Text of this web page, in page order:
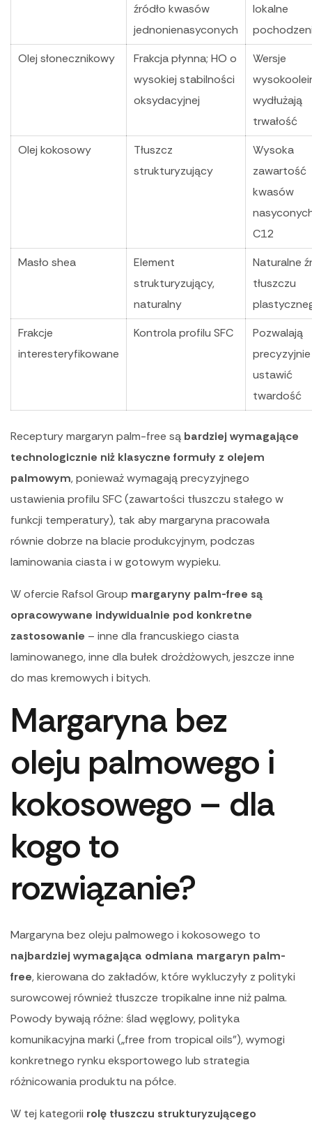
źródło kwasów
jednonienasyconych
lokalne
Olej słonecznikowy
Frakcja płynna; HO o
wysokiej stabilności
oksydacyjnej
Wersje
wydłużają
trwałość
Olej kokosowy
Tłuszcz
strukturyzujący
Wysoka
zawartość
kwasów
C12
Masło shea
Element
strukturyzujący,
naturalny
Naturalne
tłuszczu
Frakcje
interesteryfikowane
Kontrola profilu SFC
Pozwalają
precyzyjnie
ustawić
twardość
Receptury margaryn palm-free są bardziej wymagające
technologicznie niż klasyczne formuły z olejem
palmowym, ponieważ wymagają precyzyjnego
ustawienia profilu SFC (zawartości tłuszczu stałego w
funkcji temperatury), tak aby margaryna pracowała
równie dobrze na blacie produkcyjnym, podczas
laminowania ciasta i w gotowym wypieku.
W ofercie Rafsol Group margaryny palm-free są
opracowywane indywidualnie pod konkretne
zastosowanie – inne dla francuskiego ciasta
laminowanego, inne dla bułek drożdżowych, jeszcze inne
do mas kremowych i bitych.
Margaryna bez
oleju palmowego i
kokosowego – dla
kogo to
rozwiązanie?
Margaryna bez oleju palmowego i kokosowego to
najbardziej wymagająca odmiana margaryn palm-
free, kierowana do zakładów, które wykluczyły z polityki
surowcowej również tłuszcze tropikalne inne niż palma.
Powody bywają różne: ślad węglowy, polityka
komunikacyjna marki („free from tropical oils”), wymogi
konkretnego rynku eksportowego lub strategia
różnicowania produktu na półce.
W tej kategorii rolę tłuszczu strukturyzującego